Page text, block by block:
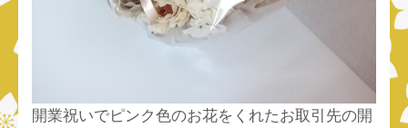
開業祝いでピンク色のお花をくれたお取引先の開